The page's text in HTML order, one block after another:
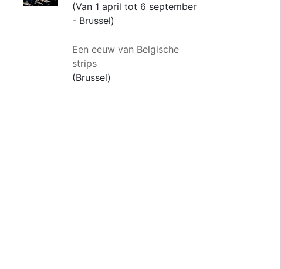
(Van 1 april tot 6 september
- Brussel)
Een eeuw van Belgische
strips
(Brussel)